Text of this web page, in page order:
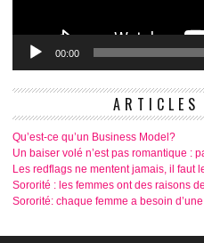
00:00
ARTICLES
Qu’est-ce qu’un Business Model?
Un baiser volé n’est pas romantique :
Les redflags ne mentent jamais, il faut
Sororité : les femmes ont des raisons
Sororité: chaque femme a besoin